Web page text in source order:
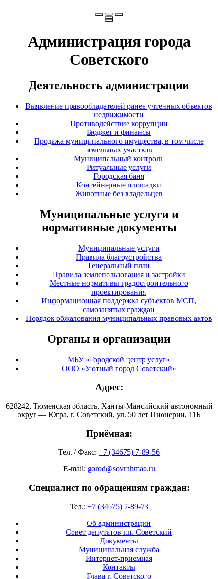
Администрация города
Советского
Деятельность администрации
Выявление правообладателей ранее учтенных объектов
недвижимости
Противодействие коррупции
Бюджет и финансы
Продажа муниципального имущества, в том числе
земельных участков
Муниципальный контроль
Ритуальные услуги
Городская баня
Контейнерные площадки
Животные без владельцев
Муниципальные услуги и
нормативные документы
Муниципальные услуги
Правила благоустройства
Генеральный план
Правила землепользования и застройки
Местные нормативы градостроительного
проектирования
Информационная поддержка субъектов МСП,
самозанятых граждан
Порядок обжалования муниципальных правовых актов
Органы и организации
МБУ «Городской центр услуг»
ООО «Уютный город Советский»
Адрес:
628242, Тюменская область, Ханты-Мансийский автономный
округ — Югра, г. Советский, ул. 50 лет Пионерии, 11Б
Приёмная:
Тел. / Факс: +7 (34675) 7-89-56
E-mail: gorod@sovrnhmao.ru
Специалист по обращениям граждан:
Тел.: +7 (34675) 7-89-73
Об администрации
Совет депутатов г.п. Советский
Документы
Муниципальная служба
Интернет-приемная
Контакты
Глава г. Советского